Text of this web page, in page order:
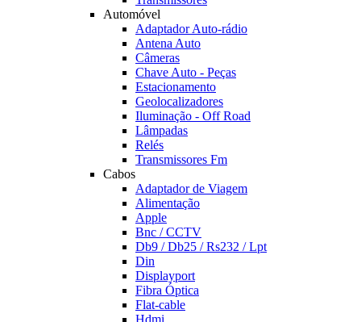
Automóvel
Adaptador Auto-rádio
Antena Auto
Câmeras
Chave Auto - Peças
Estacionamento
Geolocalizadores
Iluminação - Off Road
Lâmpadas
Relés
Transmissores Fm
Cabos
Adaptador de Viagem
Alimentação
Apple
Bnc / CCTV
Db9 / Db25 / Rs232 / Lpt
Din
Displayport
Fibra Óptica
Flat-cable
Hdmi